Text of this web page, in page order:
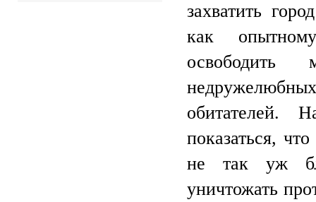
захватить
как
освободить
обитателей.
показаться,
не так уж
уничтожать